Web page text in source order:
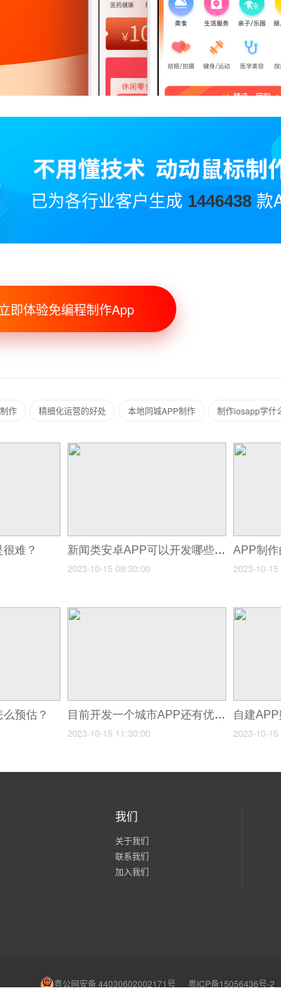
已为各行业客户生成 1446438 款
即体验免编程制作App
作 精细化运营的好处 本地同城APP制作 制作iosapp学什
难？ 新闻类安卓APP可以开发哪些功能？
2023-10-15 09:30:00
APP制
2023-10-
预估？ 目前开发一个城市APP还有优势么？
2023-10-15 11:30:00 2023-10-
我们
关于我们
联系我们
加入我们
粤公网安备 44030602002171号 粤ICP备15056436号-2